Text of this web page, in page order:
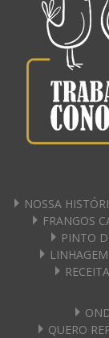
NOSSA
FRANGOS
PINTO
QUERO